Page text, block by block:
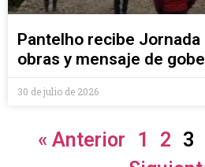
Pantelho recibe Jornada
obras y mensaje de
30 de julio de 2026
« Anterior 1 2 3